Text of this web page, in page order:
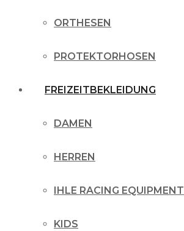
ORTHESEN
PROTEKTORHOSEN
FREIZEITBEKLEIDUNG
DAMEN
HERREN
IHLE RACING EQUIPMENT
KIDS